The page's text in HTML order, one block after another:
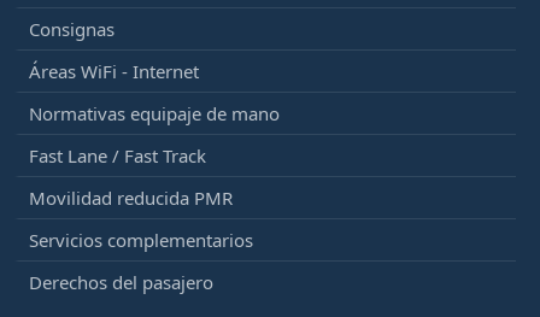
Consignas
Áreas WiFi - Internet
Normativas equipaje de mano
Fast Lane / Fast Track
Movilidad reducida PMR
Servicios complementarios
Derechos del pasajero